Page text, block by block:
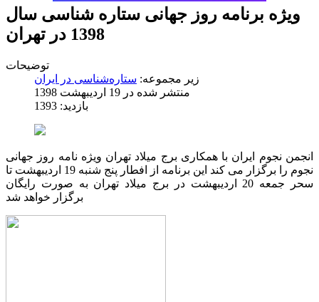
ویژه برنامه روز جهانی ستاره شناسی سال
1398 در تهران
توضیحات
زیر مجموعه: ستاره‌شناسی در ایران
منتشر شده در 19 ارديبهشت 1398
بازدید: 1393
انجمن نجوم ایران با همکاری برج میلاد تهران ویژه نامه روز جهانی
نجوم را برگزار می کند این برنامه از افطار پنج شنبه 19 اردیبهشت تا
سحر جمعه 20 اردیبهشت در برج میلاد تهران به صورت رایگان
برگزار خواهد شد